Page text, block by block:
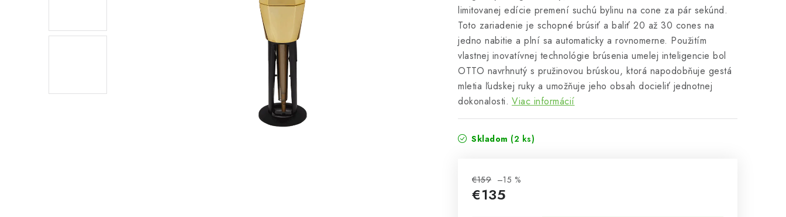
limitovanej edície premení suchú bylinu na cone za pár sekúnd.
Toto zariadenie je schopné brúsiť a baliť 20 až 30 cones na
jedno nabitie a plní sa automaticky a rovnomerne. Použitím
vlastnej inovatívnej technológie brúsenia umelej inteligencie bol
OTTO navrhnutý s pružinovou brúskou, ktorá napodobňuje gestá
mletia ľudskej ruky a umožňuje jeho obsah docieliť jednotnej
dokonalosti. Viac informácií
Skladom (2 ks)
€159 –15 %
€135